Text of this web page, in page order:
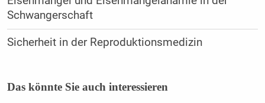
Schwangerschaft
Sicherheit in der Reproduktionsmedizin
Das könnte Sie auch interessieren